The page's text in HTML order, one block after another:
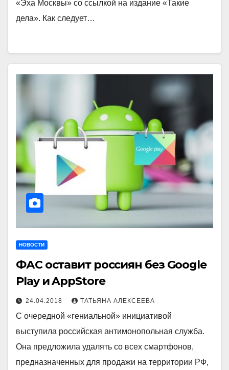
«Эха Москвы» со ссылкой на издание «Такие
дела». Как следует…
НОВОСТИ
ФАС оставит россиян без Google
Play и AppStore
24.04.2018 ТАТЬЯНА АЛЕКСЕЕВА
С очередной «гениальной» инициативой
выступила российская антимонопольная служба.
Она предложила удалять со всех смартфонов,
предназначенных для продажи на территории РФ,